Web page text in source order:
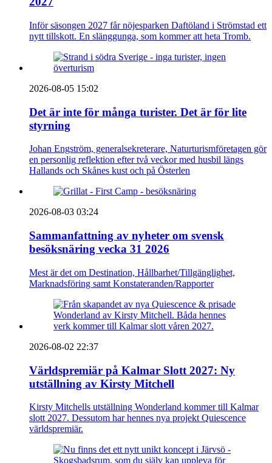
Inför säsongen 2027 får nöjesparken Daftöland i Strömstad ett
nytt tillskott. En slänggunga, som kommer att heta Tromb.
2026-08-05 15:02
Det är inte för många turister. Det är för lite
styrning
Johan Engström, generalsekreterare, Naturturismföretagen gör
en personlig reflektion efter två veckor med husbil längs
Hallands och Skånes kust och på Österlen
2026-08-03 03:24
Sammanfattning av nyheter om svensk
besöksnäring vecka 31 2026
Mest är det om Destination, Hållbarhet/Tillgänglighet,
Marknadsföring samt Konstateranden/Rapporter
2026-08-02 22:37
Världspremiär på Kalmar Slott 2027: Ny
utställning av Kirsty Mitchell
Kirsty Mitchells utställning Wonderland kommer till Kalmar
slott 2027. Dessutom har hennes nya projekt Quiescence
världspremiär.